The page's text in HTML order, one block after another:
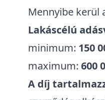
Mennyibe kerül
Lakáscélú
minimum: 150
maximum: 600
A díj